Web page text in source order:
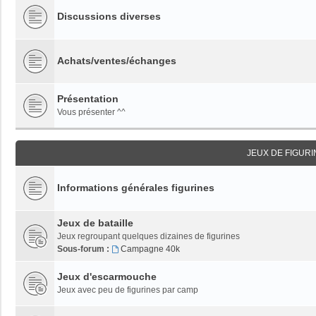
Discussions diverses
Achats/ventes/échanges
Présentation
Vous présenter ^^
JEUX DE
Informations générales figurines
Jeux de bataille
Jeux regroupant quelques dizaines de figurines
Sous-forum :
Campagne 40k
Jeux d'escarmouche
Jeux avec peu de figurines par camp